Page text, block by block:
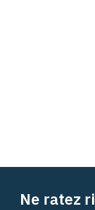
Ne ratez